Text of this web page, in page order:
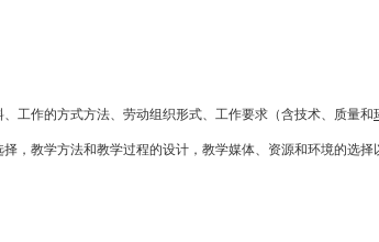
作的方式方法、劳动组织形式、工作要求（含技术、质量和
教学方法和教学过程的设计，教学媒体、资源和环境的选择